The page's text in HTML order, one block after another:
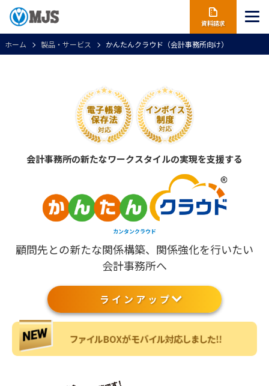
資料請求
ホーム 製品・サービス かんたんクラウド（会計事務所向け）
会計事務所の新たなワークスタイルの実現を支援する
カンタンクラウド
顧問先との新たな関係構築、関係強化を行いたい
会計事務所へ
ラインアップ